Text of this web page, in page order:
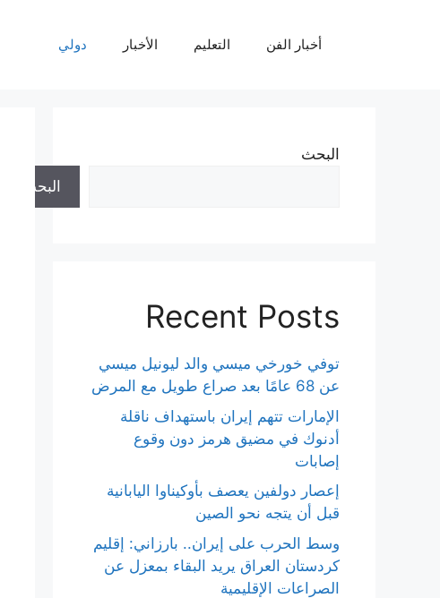
أخبار الفن التعليم الأخبار دولي
البحث
البحث
Recent Posts
توفي خورخي ميسي والد ليونيل ميسي
عن 68 عامًا بعد صراع طويل مع المرض
الإمارات تتهم إيران باستهداف ناقلة
أدنوك في مضيق هرمز دون وقوع
إصابات
إعصار دولفين يعصف بأوكيناوا اليابانية
قبل أن يتجه نحو الصين
وسط الحرب على إيران.. بارزاني: إقليم
كردستان العراق يريد البقاء بمعزل عن
الصراعات الإقليمية